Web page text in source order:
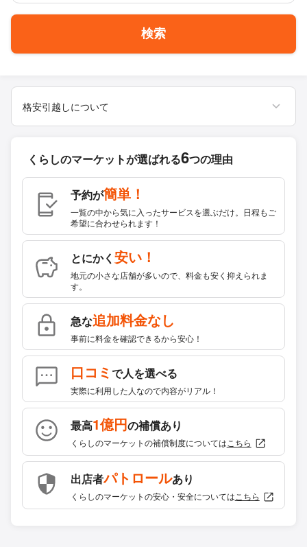
検索
格安引越しについて
くらしのマーケットが選ばれる6つの理由
予約が簡単！
一覧の中から気に入ったサービスを選ぶだけ。日程もご
希望に合わせられます！
とにかく 安い！
地元の小さな店舗が多いので、料金も安く抑えられま
す。
急な追加料金なし
事前に料金を確認できるから安心！
口コミで人を選べる
実際に利用した人なので内容がリアル！
最高1億円の補償あり
くらしのマーケットの補償制度については こちら
出店者パトロールあり
くらしのマーケットの安心・安全については こちら